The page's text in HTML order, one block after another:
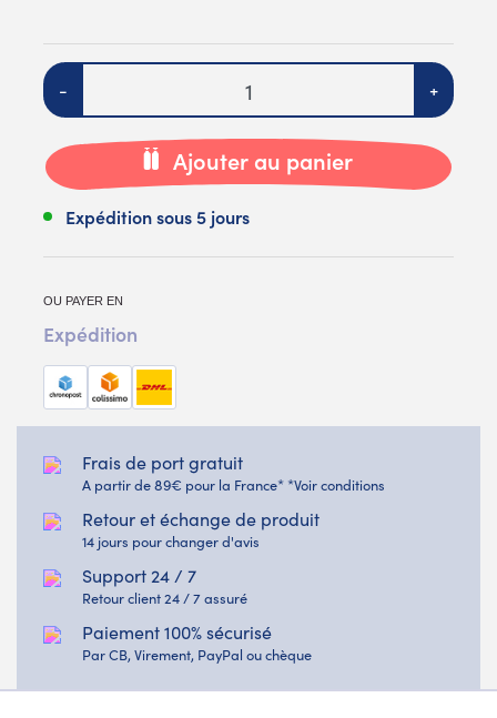
Quantité
- +
Ajouter au panier
Expédition sous 5 jours
OU PAYER EN
Expédition
Frais de port gratuit
A partir de 89€ pour la France* *Voir conditions
Retour et échange de produit
14 jours pour changer d'avis
Support 24 / 7
Retour client 24 / 7 assuré
Paiement 100% sécurisé
Par CB, Virement, PayPal ou chèque